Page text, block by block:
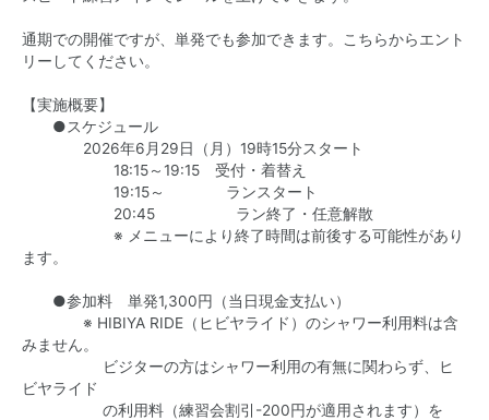
通期での開催ですが、単発でも参加できます。こちらからエント
リーしてください。
【実施概要】
●スケジュール
2026年6月29日（月）19時15分スタート
18:15～19:15 受付・着替え
19:15～ ランスタート
20:45 ラン終了・任意解散
※ メニューにより終了時間は前後する可能性があり
ます。
●参加料 単発1,300円（当日現金支払い）
※ HIBIYA RIDE（ヒビヤライド）のシャワー利用料は含
みません。
ビジターの方はシャワー利用の有無に関わらず、ヒ
ビヤライド
の利用料（練習会割引-200円が適用されます）を